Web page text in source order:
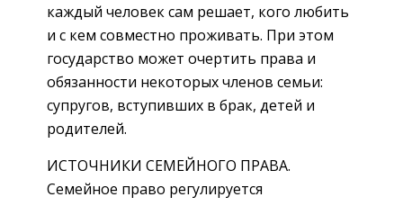
каждый человек сам решает, кого любить
и с кем совместно проживать. При этом
государство может очертить права и
обязанности некоторых членов семьи:
супругов, вступивших в брак, детей и
родителей.
ИСТОЧНИКИ СЕМЕЙНОГО ПРАВА.
Семейное право регулируется